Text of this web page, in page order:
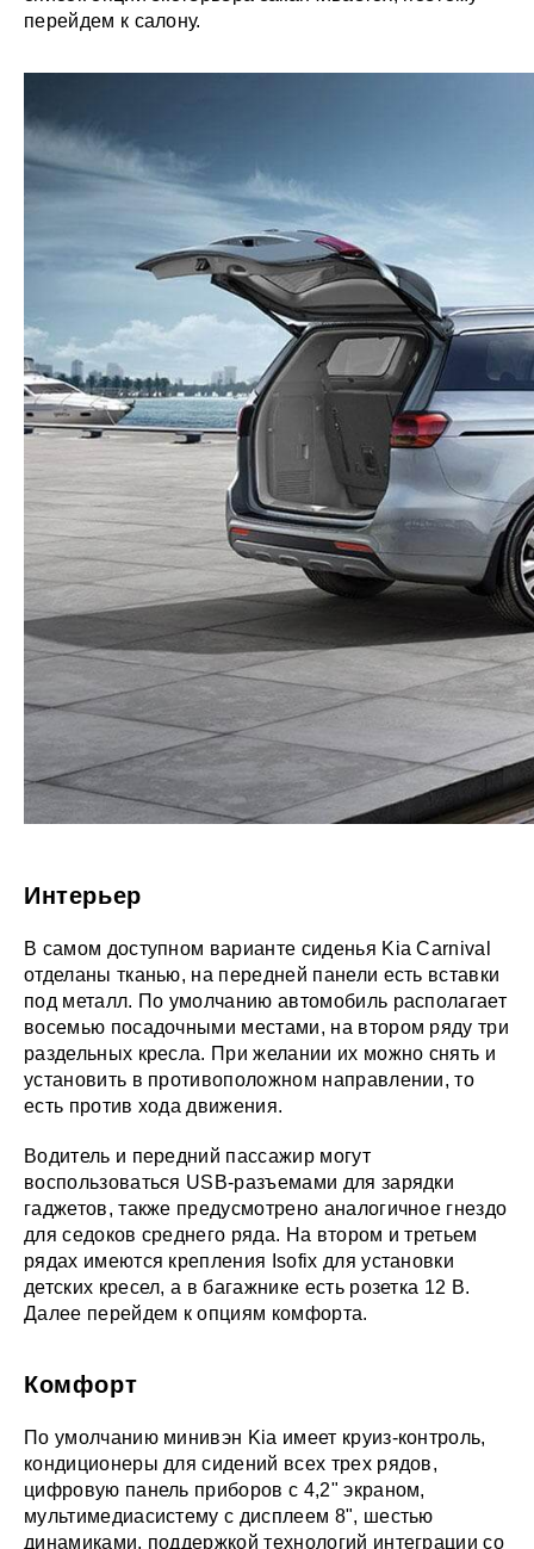
перейдем к салону.
Интерьер
В самом доступном варианте сиденья Kia Carnival
отделаны тканью, на передней панели есть вставки
под металл. По умолчанию автомобиль располагает
восемью посадочными местами, на втором ряду три
раздельных кресла. При желании их можно снять и
установить в противоположном направлении, то
есть против хода движения.
Водитель и передний пассажир могут
воспользоваться USB-разъемами для зарядки
гаджетов, также предусмотрено аналогичное гнездо
для седоков среднего ряда. На втором и третьем
рядах имеются крепления Isofix для установки
детских кресел, а в багажнике есть розетка 12 В.
Далее перейдем к опциям комфорта.
Комфорт
По умолчанию минивэн Kia имеет круиз-контроль,
кондиционеры для сидений всех трех рядов,
цифровую панель приборов с 4,2" экраном,
мультимедиасистему с дисплеем 8", шестью
динамиками, поддержкой технологий интеграции со